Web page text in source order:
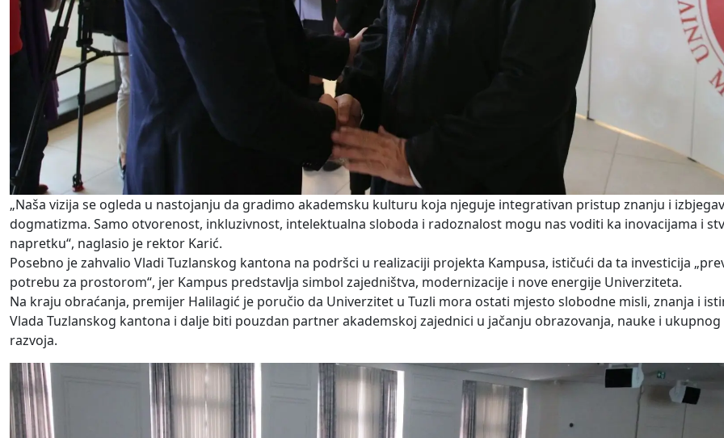
„Naša vizija se ogleda u nastojanju da gradimo akademsku kulturu koja njeguje integrativan pristup znanju i
dogmatizma. Samo otvorenost, inkluzivnost, intelektualna sloboda i radoznalost mogu nas voditi ka inovacijama i
napretku“, naglasio je rektor Karić.
Posebno je zahvalio Vladi Tuzlanskog kantona na podršci u realizaciji projekta Kampusa, ističući da ta investicija
potrebu za prostorom“, jer Kampus predstavlja simbol zajedništva, modernizacije i nove energije Univerziteta.
Na kraju obraćanja, premijer Halilagić je poručio da Univerzitet u Tuzli mora ostati mjesto slobodne misli, znanja i
Vlada Tuzlanskog kantona i dalje biti pouzdan partner akademskoj zajednici u jačanju obrazovanja, nauke i
razvoja.